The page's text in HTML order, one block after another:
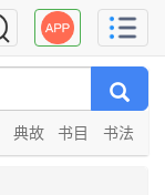
典故 书目 书法